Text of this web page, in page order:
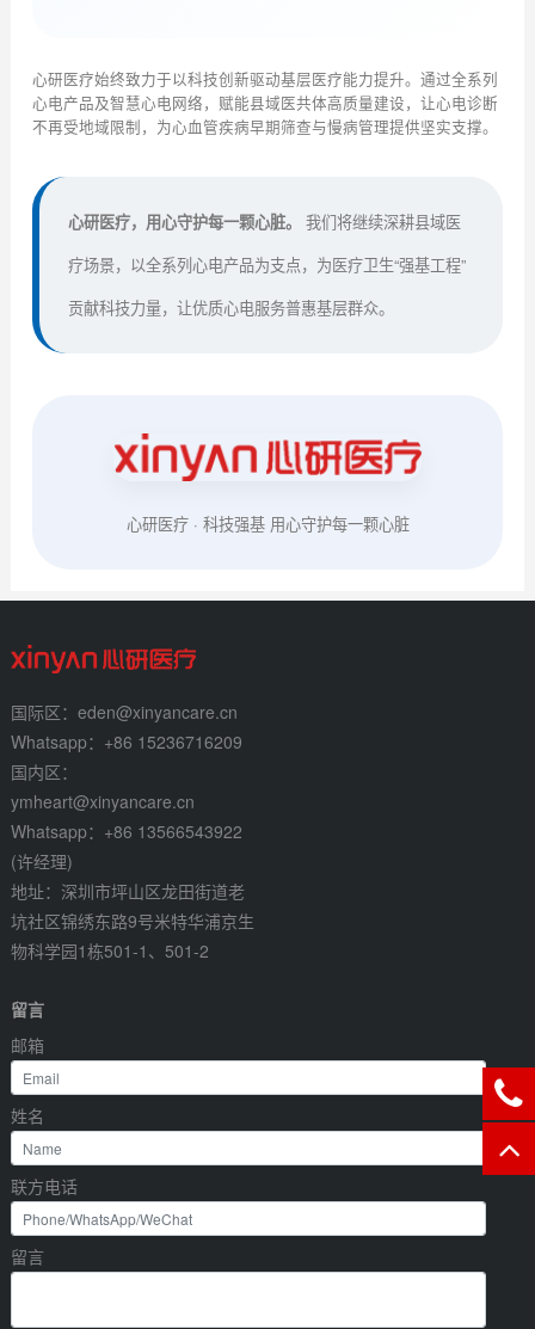
心研医疗始终致力于以科技创新驱动基层医疗能力提升。通过全系列
心电产品及智慧心电网络，赋能县域医共体高质量建设，让心电诊断
不再受地域限制，为心血管疾病早期筛查与慢病管理提供坚实支撑。
心研医疗，用心守护每一颗心脏。
我们将继续深耕县域医
疗场景，以全系列心电产品为支点，为医疗卫生“强基工程”
贡献科技力量，让优质心电服务普惠基层群众。
心研医疗 · 科技强基 用心守护每一颗心脏
国际区：eden@xinyancare.cn
Whatsapp：+86 15236716209
国内区：
ymheart@xinyancare.cn
Whatsapp：+86 13566543922
(许经理)
地址：深圳市坪山区龙田街道老
坑社区锦绣东路9号米特华浦京生
物科学园1栋501-1、501-2
留言
邮箱
姓名
联方电话
留言